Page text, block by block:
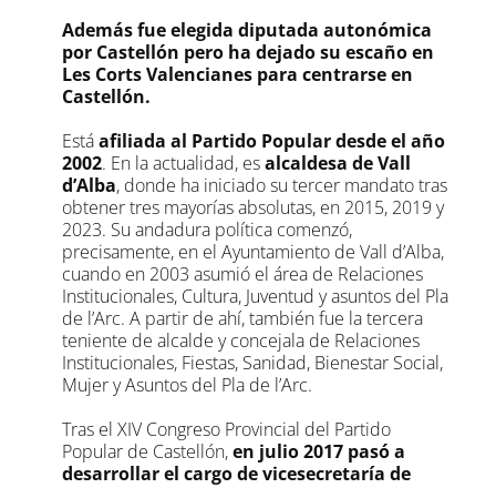
Además fue elegida diputada autonómica
por Castellón pero ha dejado su escaño en
Les Corts Valencianes para centrarse en
Castellón.
Estáafiliada al Partido Popular desde el año
2002. En la actualidad, esalcaldesa de Vall
d’Alba, donde ha iniciado su tercer mandato tras
obtener tres mayorías absolutas, en 2015, 2019 y
2023. Su andadura política comenzó,
precisamente, en el Ayuntamiento de Vall d’Alba,
cuando en 2003 asumió el área de Relaciones
Institucionales, Cultura, Juventud y asuntos del Pla
de l’Arc. A partir de ahí, también fue la tercera
teniente de alcalde y concejala de Relaciones
Institucionales, Fiestas, Sanidad, Bienestar Social,
Mujer y Asuntos del Pla de l’Arc.
Tras el XIV Congreso Provincial del Partido
Popular de Castellón,en julio 2017 pasó a
desarrollar el cargo de vicesecretaría de